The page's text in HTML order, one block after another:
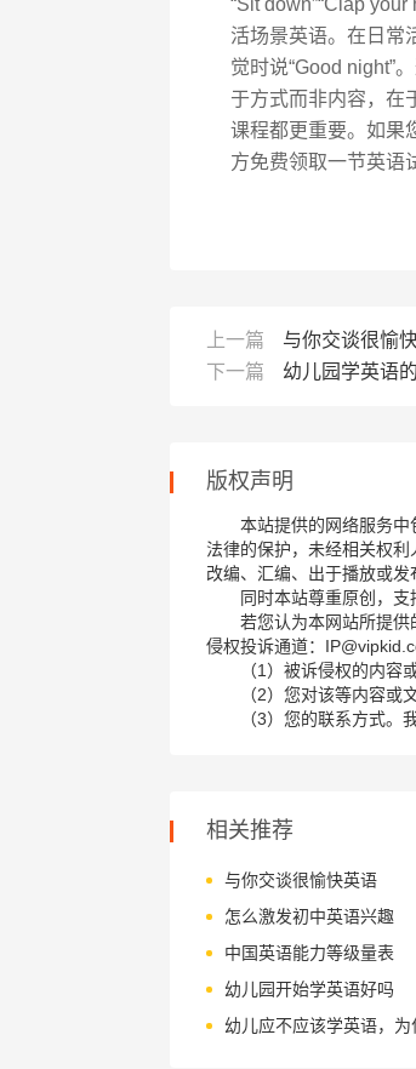
“Sit down”“Clap
活场景英语。在日常
觉时说“Good night”
于方式而非内容，在
课程都更重要。如果
方免费领取一节英语
上一篇
与你交谈很愉
下一篇
幼儿园学英语
版权声明
本站提供的网络服务
法律的保护，未经相关权利
改编、汇编、出于播放或发
同时本站尊重原创，支
若您认为本网站所提供
侵权投诉通道：
（1）被诉侵权的内容
（2）您对该等内容或
（3）您的联系方式。
相关推荐
与你交谈很愉快英语
怎么激发初中英语兴趣
中国英语能力等级量表
幼儿园开始学英语好吗
幼儿应不应该学英语，为